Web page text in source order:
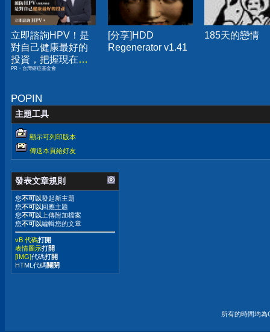
立即諮詢HPV！是
對自己健康最好的
投資，把握現在不
嫌晚！
PR・台灣癌症基金會
[分享]HDD
Regenerator v1.41
185天的戀情
POPIN
主題工具
顯示可列印版本
傳送本頁給好友
發表文章規則
您不可以發起新主題
您不可以回應主題
您不可以 上傳附加檔案
您不可以編輯您的文章
vB 代碼打開
表情圖示打開
[IMG]代碼打開
HTML代碼關閉
所有的時間均為